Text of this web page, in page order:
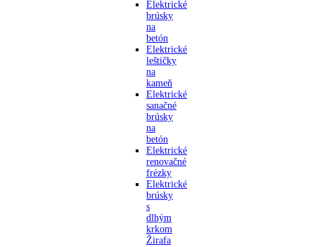
Elektrické
brúsky
na
betón
Elektrické
leštičky
na
kameň
Elektrické
sanačné
brúsky
na
betón
Elektrické
renovačné
frézky
Elektrické
brúsky
s
dlhým
krkom
Žirafa